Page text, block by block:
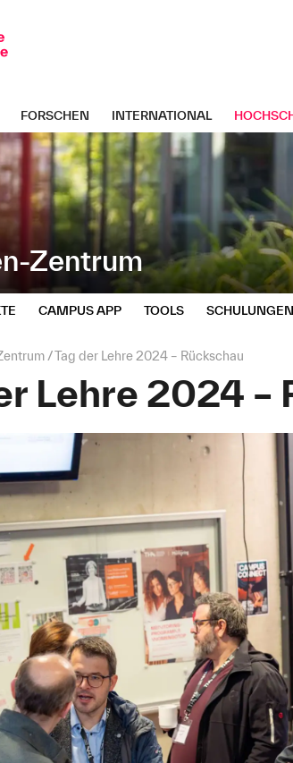
Zentrum
FORSCHEN INTERNATIONAL
CAMPUS APP TOOLS SCHULUNGEN
Tag der Lehre 2024 – Rückschau
Lehre 2024 –